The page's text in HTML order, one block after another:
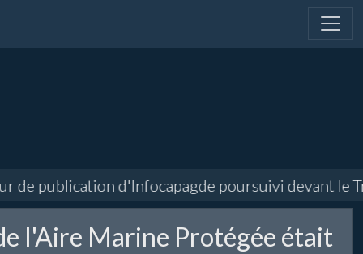
d'Infocapagde poursuivi devant le
l'Aire Marine Protégée était